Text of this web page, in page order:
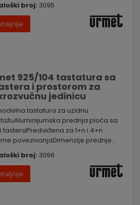
broj: 3095
925/104 tastatura sa
i prostorom za
jedinicu
tastatura za uzidnu
prednja ploča sa
tasteraPredviđena za 1+n i 4+n
povezivanjaDimenzije prednje...
broj: 3096